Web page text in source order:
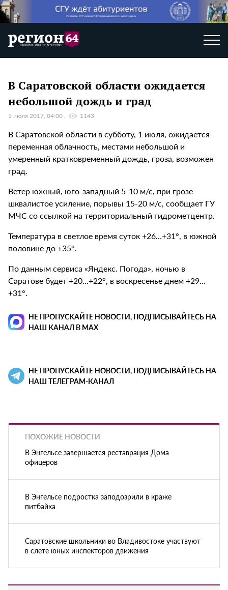
В Саратовской области ожидается
небольшой дождь и град
1 июля 2017, 04:00 1143
В Саратовской области в субботу, 1 июля, ожидается
переменная облачность, местами небольшой и
умеренный кратковременный дождь, гроза, возможен
град.
Ветер южный, юго-западный 5-10 м/с, при грозе
шквалистое усиление, порывы 15-20 м/с, сообщает ГУ
МЧС со ссылкой на территориальный гидрометцентр.
Температура в светлое время суток +26…+31°, в южной
половине до +35°.
По данным сервиса «Яндекс. Погода», ночью в
Саратове будет +20…+22°, в воскресенье днем +29…
+31°.
НЕ ПРОПУСКАЙТЕ НОВОСТИ, ПОДПИСЫВАЙТЕСЬ НА
НАШ КАНАЛ В MAX
НЕ ПРОПУСКАЙТЕ НОВОСТИ, ПОДПИСЫВАЙТЕСЬ НА
НАШ ТЕЛЕГРАМ-КАНАЛ
ПОХОЖИЕ НОВОСТИ
В Энгельсе завершается реставрация Дома
офицеров
В Энгельсе подростка заподозрили в краже
питбайка
Саратовские школьники во Владивостоке участвуют
в слете юных инспекторов движения